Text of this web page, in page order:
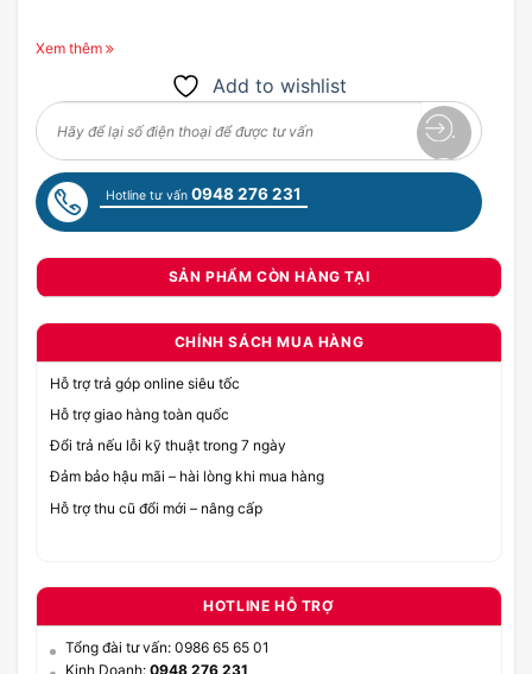
Xem thêm
Add to wishlist
Hotline tư vấn 0948 276 231
SẢN PHẨM CÒN HÀNG TẠI
CHÍNH SÁCH MUA HÀNG
Hỗ trợ trả góp online siêu tốc
Hỗ trợ giao hàng toàn quốc
Đổi trả nếu lỗi kỹ thuật trong 7 ngày
Đảm bảo hậu mãi – hài lòng khi mua hàng
Hỗ trợ thu cũ đổi mới – nâng cấp
HOTLINE HỖ TRỢ
Tổng đài tư vấn: 0986 65 65 01
Kinh Doanh: 0948 276 231